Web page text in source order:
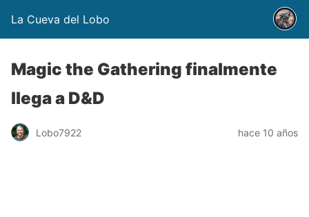
La Cueva del Lobo
Magic the Gathering finalmente
llega a D&D
Lobo7922 hace 10 años